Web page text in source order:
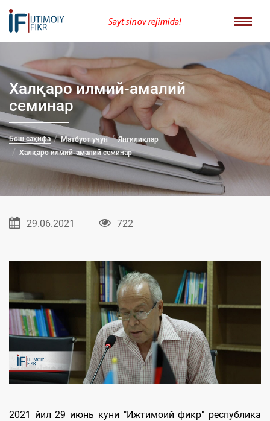
Sayt sinov rejimida!
Халқаро илмий-амалий
семинар
Бош саҳифа Матбуот учун
Янгиликлар
Халқаро илмий-амалий семинар
29.06.2021 722
2021 йил 29 июнь куни "Ижтимоий фикр" республика